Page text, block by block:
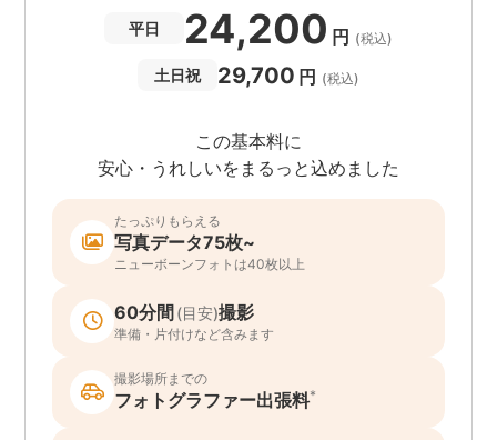
平日 24,200 円 (税込)
土日祝 29,700 円 (税込)
この基本料に
安心・うれしいをまるっと込めました
たっぷりもらえる
写真データ75枚~
ニューボーンフォトは40枚以上
60分間 (目安)撮影
準備・片付けなど含みます
撮影場所までの
フォトグラファー出張料*